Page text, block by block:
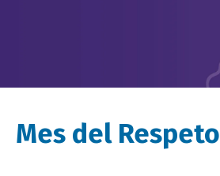
Mes del Respeto